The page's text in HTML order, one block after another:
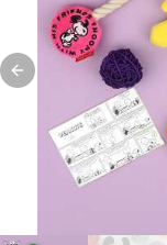
Previous slide